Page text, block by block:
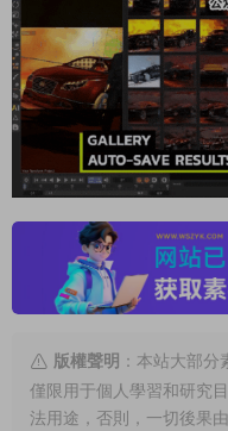
版權聲明 ：本站大部
僅限用于個人學習和研究
法用途，否則，一切後果